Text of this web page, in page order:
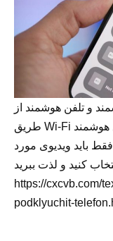
و تلفن هوشمند از
طریق Wi-Fi همگام سازی می شوند و تصویر از تلفن هوشمند
باید ویدیوی مورد
کنید و لذت ببرید.
https://cxcvb.com/
podklyuchit-